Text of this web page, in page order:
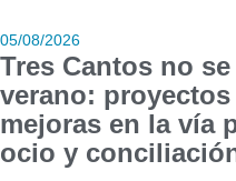
05/08/2026
Tres Cantos no
verano:
mejoras en la vía
ocio y